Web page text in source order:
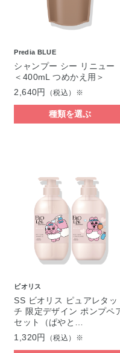
Predia BLUE
シャンプー シー リニュー
＜400mL つめかえ用＞
2,640円
（税込）※
種類を選ぶ
ビオリス
SS ビオリス ピュアレタッ
チ 限定デザイン ポンプペ
セット（ぱやと…
1,320円
（税込）※